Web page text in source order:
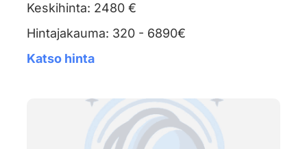
Keskihinta: 2480 €
Hintajakauma: 320 - 6890€
Katso hinta